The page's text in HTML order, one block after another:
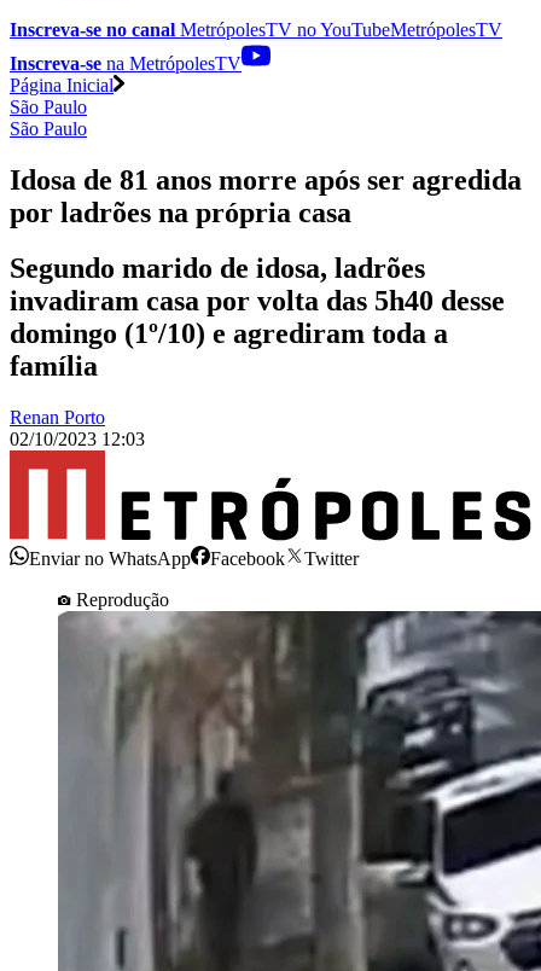
Inscreva-se no canal MetrópolesTV noYouTubeMetrópolesTV
Inscreva-se na MetrópolesTV
Página Inicial
São Paulo
São Paulo
Idosa de 81 anos morre após ser agredida
por ladrões na própria casa
Segundo marido de idosa, ladrões
invadiram casa por volta das 5h40 desse
domingo (1º/10) e agrediram toda a
família
Renan Porto
02/10/2023 12:03
Enviar no WhatsApp Facebook
Twitter
Reprodução